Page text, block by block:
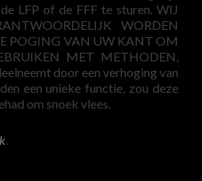
LFP of de FFF te sturen. WIJ
WORDEN
POGING VAN UW KANT OM
MET METHODEN,
door een verhoging van
een unieke functie, zou deze
om snoek vlees.
.